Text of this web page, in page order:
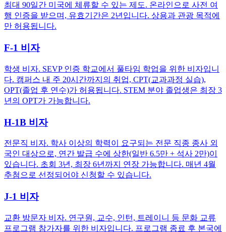
최대 90일간 미국에 체류할 수 있는 제도. 온라인으로 사전 여
행 인증을 받으며, 유효기간은 2년입니다. 상용과 관광 목적에
만 허용됩니다.
F-1 비자
학생 비자. SEVP 인증 학교에서 풀타임 학업을 위한 비자입니
다. 캠퍼스 내 주 20시간까지의 취업, CPT(교과과정 실습),
OPT(졸업 후 연수)가 허용됩니다. STEM 분야 졸업생은 최장 3
년의 OPT가 가능합니다.
H-1B 비자
전문직 비자. 학사 이상의 학력이 요구되는 전문 직종 종사 외
국인 대상으로, 연간 발급 수에 상한(일반 6.5만 + 석사 2만)이
있습니다. 초회 3년, 최장 6년까지 연장 가능합니다. 매년 4월
추첨으로 선정되어야 신청할 수 있습니다.
J-1 비자
교환 방문자 비자. 연구원, 교수, 인턴, 트레이니 등 문화 교류
프로그램 참가자를 위한 비자입니다. 프로그램 종료 후 본국에